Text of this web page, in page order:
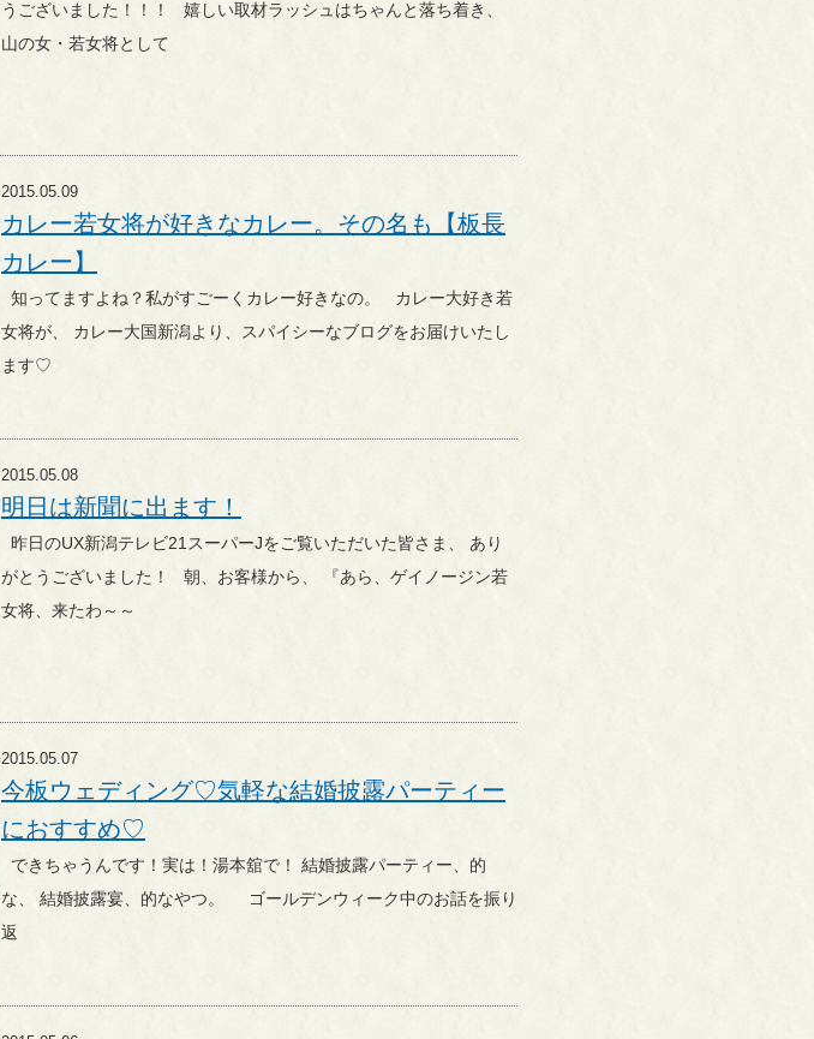
うございました！！！ 嬉しい取材ラッシュはちゃんと落ち着き、
山の女・若女将として
2015.05.09
カレー若女将が好きなカレー。その名も【板長
カレー】
女将が、 カレー大国新潟より、スパイシーなブログをお届けいたし
2015.05.08
明日は新聞に出ます！
がとうございました！ 朝、お客様から、 『あら、ゲイノージン若
女将、来たわ～～
2015.05.07
今板ウェディング♡気軽な結婚披露パーティー
におすすめ♡
な、 結婚披露宴、的なやつ。 ゴールデンウィーク中のお話を振り
返